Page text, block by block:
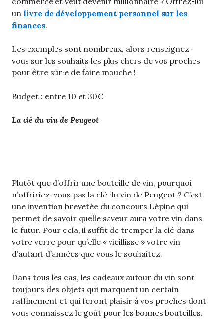
un livre de développement personnel sur les
finances.
Les exemples sont nombreux, alors renseignez-
vous sur les souhaits les plus chers de vos proches
pour être sûr·e de faire mouche !
Budget : entre 10 et 30€
La clé du vin de Peugeot
Plutôt que d’offrir une bouteille de vin, pourquoi
n’offririez-vous pas la clé du vin de Peugeot ? C’est
une invention brevetée du concours Lépine qui
permet de savoir quelle saveur aura votre vin dans
le futur. Pour cela, il suffit de tremper la clé dans
votre verre pour qu’elle « vieillisse » votre vin
d’autant d’années que vous le souhaitez.
Dans tous les cas, les cadeaux autour du vin sont
toujours des objets qui marquent un certain
raffinement et qui feront plaisir à vos proches dont
vous connaissez le goût pour les bonnes bouteilles.